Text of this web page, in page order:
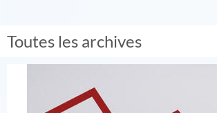
Toutes les archives